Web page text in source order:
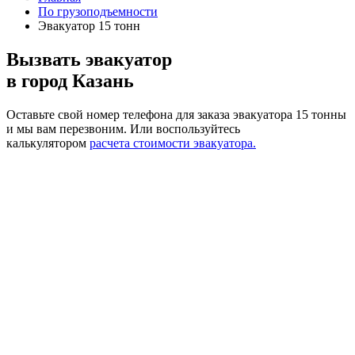
По грузоподъемности
Эвакуатор 15 тонн
Вызвать эвакуатор
в город Казань
Оставьте свой номер телефона для заказа эвакуатора 15 тонны
и мы вам перезвоним. Или воспользуйтесь
калькулятором расчета стоимости эвакуатора.